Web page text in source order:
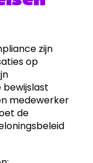
zijn
op
medewerker
de